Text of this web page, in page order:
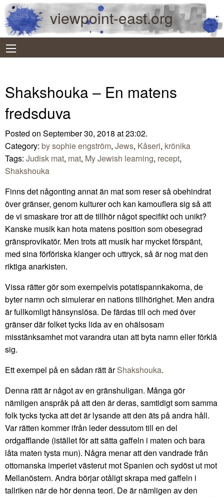
viewpoint-east.org
Shakshouka – En matens
fredsduva
Posted on September 30, 2018 at 23:02.
Category: by sophie engström, Jews, Kåseri, krönika
Tags: Judisk mat, mat, My Jewish learning, recept,
Shakshouka
Finns det någonting annat än mat som reser så obehindrat
över gränser, genom kulturer och kan kamouflera sig så att
de vi smaskare tror att de tillhör något specifikt och unikt?
Kanske musik kan hota matens position som obesegrad
gränsprovikatör. Men trots att musik har mycket förspänt,
med sina förföriska klanger och uttryck, så är nog mat den
riktiga anarkisten.
Vissa rätter gör som exempelvis potatispannkakorna, de
byter namn och simulerar en nations tillhörighet. Men andra
är fullkomligt hänsynslösa. De färdas till och med över
gränser där folket tycks lida av en ohälsosam
misstänksamhet mot varandra utan att byta namn eller förklä
sig.
Ett exempel på en sådan rätt ärShakshouka.
Denna rätt är något av en gränshuligan. Många gör
nämligen anspråk på att den är deras, samtidigt som samma
folk tycks tycka att det är lysande att den äts på andra håll.
Var rätten kommer ifrån leder dessutom till en del
ordgafflande (istället för att sätta gaffeln i maten och bara
låta maten tysta mun). Några menar att den vandrade från
ottomanska imperiet västerut mot Spanien och sydöst ut mot
Mellanöstern. Andra börjar otåligt skrapa med gaffeln i
tallriken när de hör denna teori. De är nämligen av den